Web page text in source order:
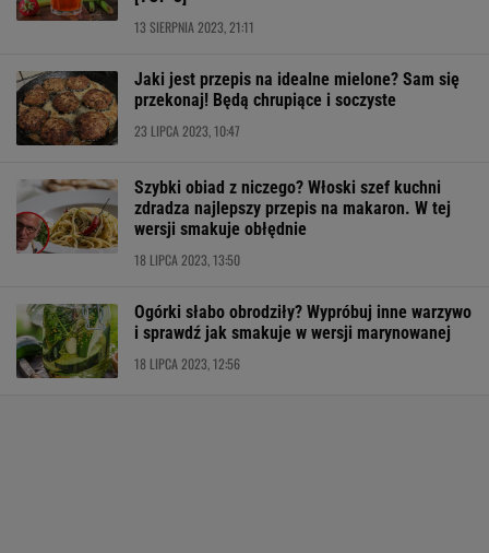
13 SIERPNIA 2023, 21:11
Jaki jest przepis na idealne mielone? Sam się
przekonaj! Będą chrupiące i soczyste
23 LIPCA 2023, 10:47
Szybki obiad z niczego? Włoski szef kuchni
zdradza najlepszy przepis na makaron. W tej
wersji smakuje obłędnie
18 LIPCA 2023, 13:50
Ogórki słabo obrodziły? Wypróbuj inne warzywo
i sprawdź jak smakuje w wersji marynowanej
18 LIPCA 2023, 12:56